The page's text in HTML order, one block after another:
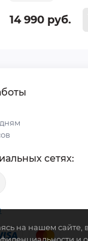
14 990 руб.
сетях:
на нашем сайте,